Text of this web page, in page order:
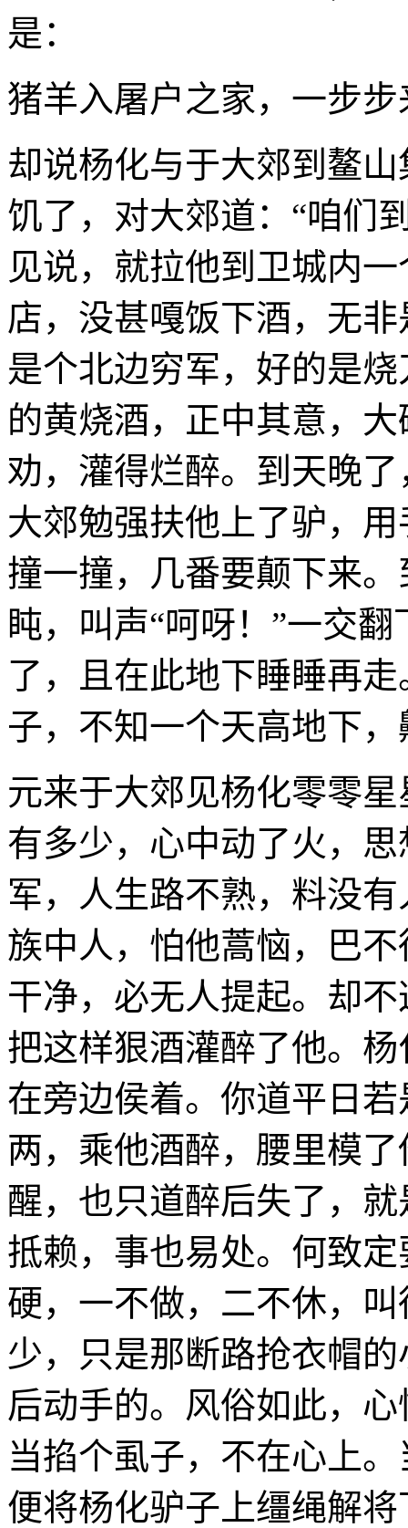
是：
猪羊入屠户之家，一步
却说杨化与于大郊到鳌
饥了，对大郊道：“咱们
见说，就拉他到卫城内
店，没甚嘎饭下酒，无
是个北边穷军，好的是
的黄烧酒，正中其意，
劝，灌得烂醉。到天晚
大郊勉强扶他上了驴，
撞一撞，几番要颠下来
盹，叫声“呵呀！”一交
了，且在此地下睡睡再
子，不知一个天高地下
元来于大郊见杨化零零
有多少，心中动了火，
军，人生路不熟，料没
族中人，怕他蒿恼，巴
干净，必无人提起。却
把这样狠酒灌醉了他。
在旁边侯着。你道平日
两，乘他酒醉，腰里模
醒，也只道醉后失了，
抵赖，事也易处。何致
硬，一不做，二不休，
少，只是那断路抢衣帽
后动手的。风俗如此，
当掐个虱子，不在心上
便将杨化驴子上缰绳解